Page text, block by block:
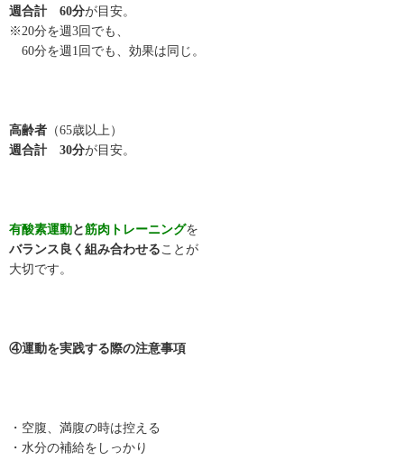
週合計 60分が目安。
※20分を週3回でも、
60分を週1回でも、効果は同じ。
高齢者 （65歳以上）
週合計 30分が目安。
有酸素運動と筋肉トレーニングを
バランス良く組み合わせることが
大切です。
④運動を実践する際の注意事項
・空腹、満腹の時は控える
・水分の補給をしっかり